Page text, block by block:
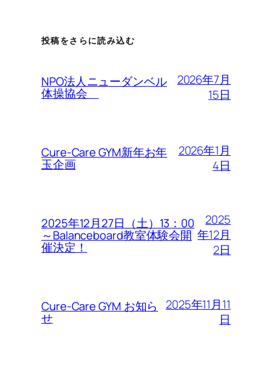
投稿をさらに読み込む
NPO法人ニューダンベル
体操協会
2026年7月
15日
Cure-Care GYM新年お年
玉企画
2026年1月
4日
2025年12月27日（土）13：00
～Balanceboard教室体験会開
催決定！
2025
年12月
2日
Cure-Care GYM お知ら
せ
2025年11月11
日